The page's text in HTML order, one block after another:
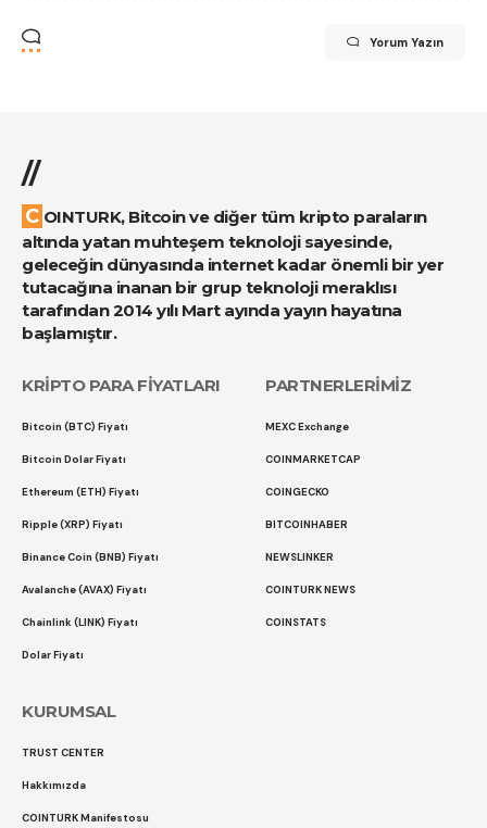
Yorum Yazın
//
COINTURK, Bitcoin ve diğer tüm kripto paraların
altında yatan muhteşem teknoloji sayesinde,
geleceğin dünyasında internet kadar önemli bir yer
tutacağına inanan bir grup teknoloji meraklısı
tarafından 2014 yılı Mart ayında yayın hayatına
başlamıştır.
KRİPTO PARA FİYATLARI
Bitcoin (BTC) Fiyatı
Bitcoin Dolar Fiyatı
Ethereum (ETH) Fiyatı
Ripple (XRP) Fiyatı
Binance Coin (BNB) Fiyatı
Avalanche (AVAX) Fiyatı
Chainlink (LINK) Fiyatı
Dolar Fiyatı
PARTNERLERİMİZ
MEXC Exchange
COINMARKETCAP
COINGECKO
BITCOINHABER
NEWSLINKER
COINTURK NEWS
COINSTATS
KURUMSAL
TRUST CENTER
Hakkımızda
COINTURK Manifestosu